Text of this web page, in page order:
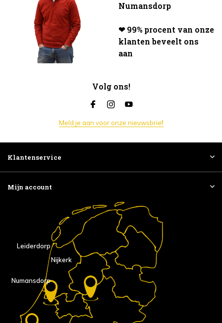
Numansdorp
❤ 99% procent van onze
klanten beveelt ons
aan
Volg ons!
Meld je aan voor onze nieuwsbrief
Klantenservice
Mijn account
Nijkerk
Numansdorp
Leiderdorp